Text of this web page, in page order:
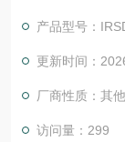
器.LHT 41 M
瑞 德森瑞 德国
产品型号：
更新时间：
厂商性质：其他
访问量：299